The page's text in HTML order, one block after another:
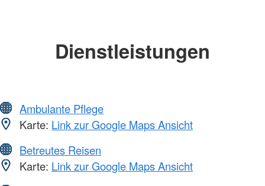
Dienstleistungen
Ambulante Pflege
Karte: Link zur Google Maps Ansicht
Betreutes Reisen
Karte: Link zur Google Maps Ansicht